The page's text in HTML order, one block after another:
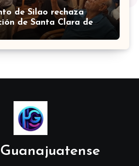
de Silao rechaza
de Santa Clara de